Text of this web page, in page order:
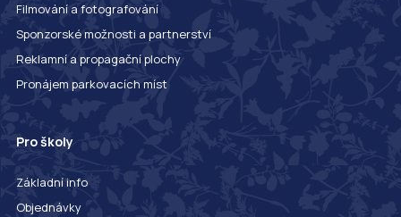
Filmování a fotografování
Sponzorské možnosti a partnerství
Reklamní a propagační plochy
Pronájem parkovacích míst
Pro školy
Základní info
Objednávky